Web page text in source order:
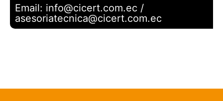
Email: info@cicert.com.ec /
asesoriatecnica@cicert.com.ec